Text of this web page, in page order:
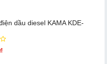
dầu diesel KAMA KDE-